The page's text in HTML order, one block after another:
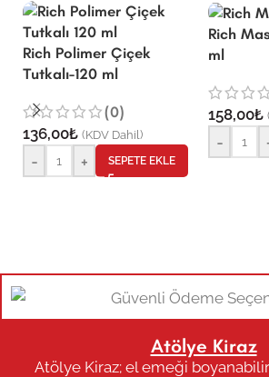
Rich Polimer Çiçek
Tutkalı-120 ml
(0)
136,00₺ (KDV Dahil)
- + SEPETE EKLE
Rich
ml
158,00₺
-
Atölye Kiraz
Atölye Kiraz; el emeği